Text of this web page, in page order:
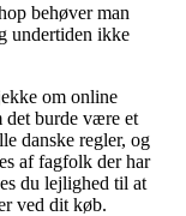
behøver man
undertiden ikke
om online
det burde være et
danske regler, og
af fagfolk der har
du lejlighed til at
ved dit køb.